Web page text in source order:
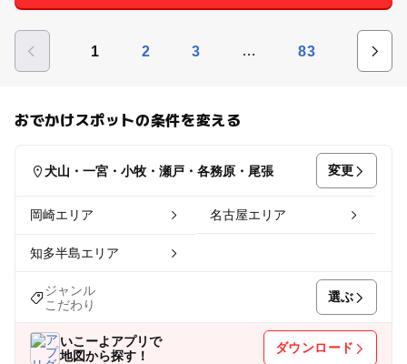
1 2 3 … 83
おでかけスポットの条件を変える
犬山・一宮・小牧・瀬戸・各務原・尾張 変更
岡崎エリア 名古屋エリア
知多半島エリア
ジャンル
こだわり
選ぶ
いこーよアプリで
地図から探す！
ダウンロード